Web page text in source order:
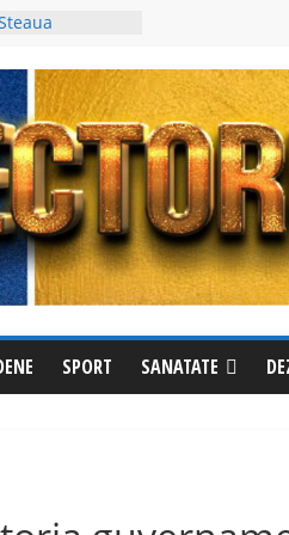
a fost
deși avea un
la Izvoru
pentru a
oraș
apel la
Sunați
SPORT SANATATE